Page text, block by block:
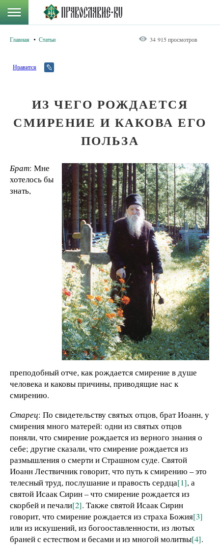
Главная Статьи 34 915 просмотров
Нравится
ИЗ ЧЕГО РОЖДАЕТСЯ
СМИРЕНИЕ И КАКОВА ЕГО
ПОЛЬЗА
Брат: Мне
хотелось бы
знать,
преподобный отче, как рождается смирение в душе
человека и каковы причины, приводящие нас к
смирению.
Старец: По свидетельству святых отцов, брат Иоанн, у
смирения много матерей: одни из святых отцов
поняли, что смирение рождается из верного знания о
себе; другие сказали, что смирение рождается из
размышления о смерти и Страшном суде. Святой
Иоанн Лествичник говорит, что путь к смирению – это
телесный труд, послушание и правость сердца[1], а
святой Исаак Сирин – что смирение рождается из
скорбей и печали[2]. Также святой Исаак Сирин
говорит, что смирение рождается из страха Божия[3]
или из искушений, из богооставленности, из лютых
браней с естеством и бесами и из многой молитвы[4].